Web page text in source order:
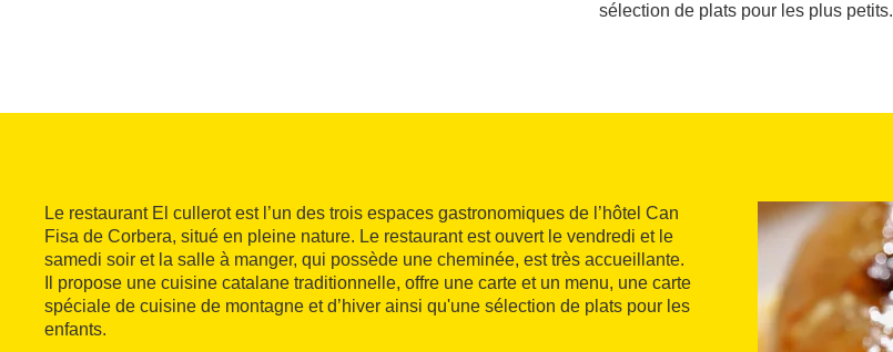
sélection de plats pour les plus petits.
Le restaurant El cullerot est l’un des trois espaces gastronomiques de l’hôtel Can
Fisa de Corbera, situé en pleine nature. Le restaurant est ouvert le vendredi et le
samedi soir et la salle à manger, qui possède une cheminée, est très accueillante.
Il propose une cuisine catalane traditionnelle, offre une carte et un menu, une carte
spéciale de cuisine de montagne et d’hiver ainsi qu'une sélection de plats pour les
enfants.